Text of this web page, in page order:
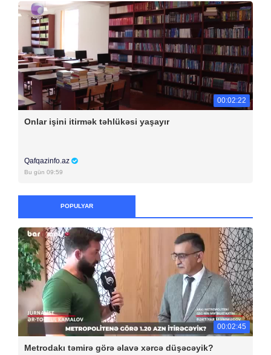
00:02:22
Onlar işini itirmək təhlükəsi yaşayır
Qafqazinfo.az
Bu gün 09:59
POPULYAR
00:02:45
Metrodakı təmirə görə əlavə xərcə düşəcəyik?